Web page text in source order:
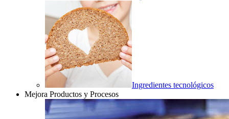
Ingredientes tecnológicos
Mejora Productos y Procesos